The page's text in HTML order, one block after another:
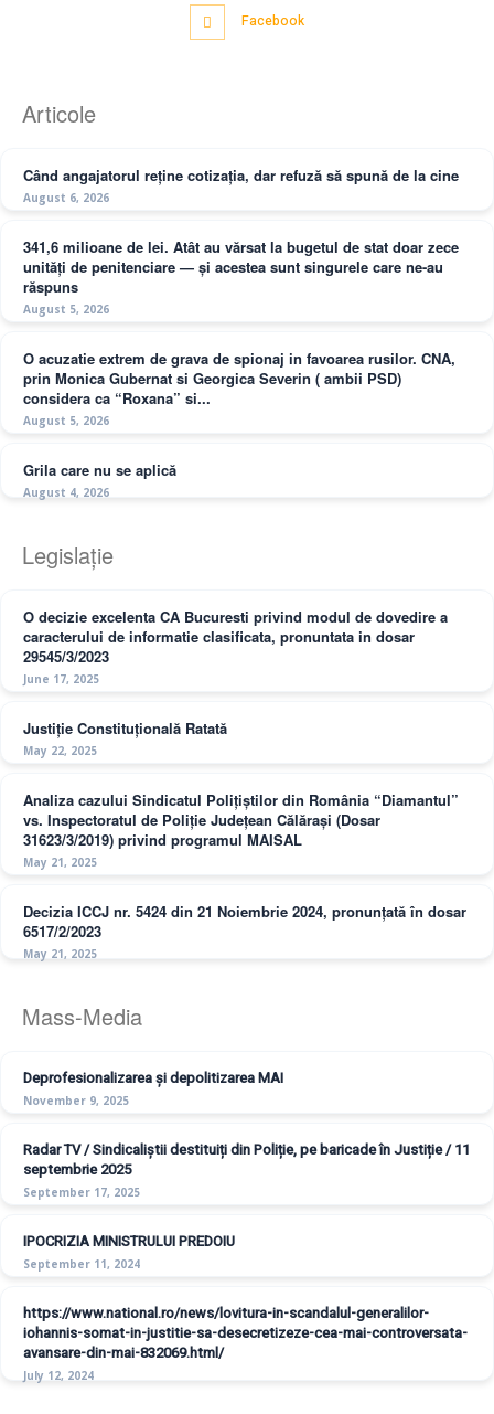
Facebook
Articole
Când angajatorul reține cotizația, dar refuză să spună de la cine
August 6, 2026
341,6 milioane de lei. Atât au vărsat la bugetul de stat doar zece
unități de penitenciare — și acestea sunt singurele care ne-au
răspuns
August 5, 2026
O acuzatie extrem de grava de spionaj in favoarea rusilor. CNA,
prin Monica Gubernat si Georgica Severin ( ambii PSD)
considera ca “Roxana” si...
August 5, 2026
Grila care nu se aplică
August 4, 2026
Legislație
O decizie excelenta CA Bucuresti privind modul de dovedire a
caracterului de informatie clasificata, pronuntata in dosar
29545/3/2023
June 17, 2025
Justiție Constituțională Ratată
May 22, 2025
Analiza cazului Sindicatul Polițiștilor din România “Diamantul”
vs. Inspectoratul de Poliție Județean Călărași (Dosar
31623/3/2019) privind programul MAISAL
May 21, 2025
Decizia ICCJ nr. 5424 din 21 Noiembrie 2024, pronunțată în dosar
6517/2/2023
May 21, 2025
Mass-Media
Deprofesionalizarea și depolitizarea MAI
November 9, 2025
Radar TV / Sindicaliștii destituiți din Poliție, pe baricade în Justiție / 11
septembrie 2025
September 17, 2025
IPOCRIZIA MINISTRULUI PREDOIU
September 11, 2024
https://www.national.ro/news/lovitura-in-scandalul-generalilor-
iohannis-somat-in-justitie-sa-desecretizeze-cea-mai-controversata-
avansare-din-mai-832069.html/
July 12, 2024